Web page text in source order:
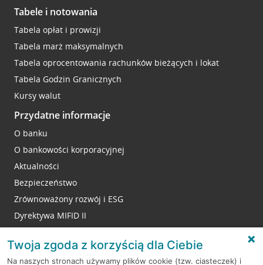
Tabele i notowania
Tabela opłat i prowizji
Tabela marż maksymalnych
Tabela oprocentowania rachunków bieżących i lokat
Tabela Godzin Granicznych
Kursy walut
Przydatne informacje
O banku
O bankowości korporacyjnej
Aktualności
Bezpieczeństwo
Zrównoważony rozwój i ESG
Dyrektywa MIFID II
Twoja zgoda z korzyścią dla Ciebie
Na naszych stronach używamy plików cookie (tzw. ciasteczek) i